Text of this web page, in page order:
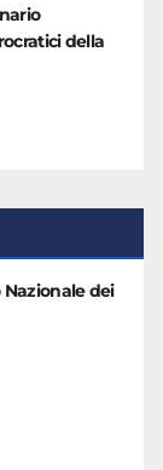
della
Nazionale dei